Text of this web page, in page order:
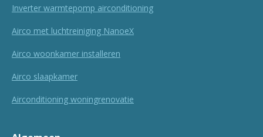
Inverter warmtepomp airconditioning
Airco met luchtreiniging NanoeX
Airco woonkamer installeren
Airco slaapkamer
Airconditioning woningrenovatie